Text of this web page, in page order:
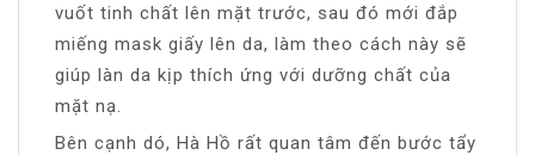
vuốt tinh chất lên mặt trước, sau đó mới đắp
miếng mask giấy lên da, làm theo cách này sẽ
giúp làn da kịp thích ứng với dưỡng chất của
mặt nạ.
Bên cạnh dó, Hà Hồ rất quan tâm đến bước tẩy